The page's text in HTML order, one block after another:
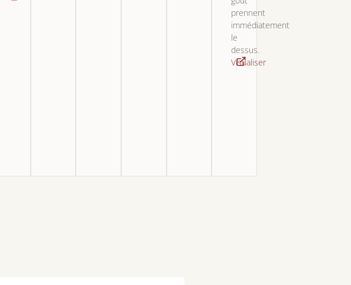
prennent
immédiatement
le
dessus.
Visualiser